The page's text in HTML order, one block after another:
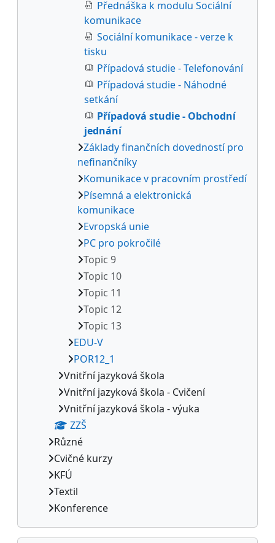
Přednáška k modulu Sociální
komunikace
Sociální komunikace - verze k
tisku
Případová studie - Telefonování
Případová studie - Náhodné
setkání
Případová studie - Obchodní
jednání
Základy finančních dovedností pro
nefinančníky
Komunikace v pracovním prostředí
Písemná a elektronická
komunikace
Evropská unie
PC pro pokročilé
Topic 9
Topic 10
Topic 11
Topic 12
Topic 13
EDU-V
POR12_1
Vnitřní jazyková škola
Vnitřní jazyková škola - Cvičení
Vnitřní jazyková škola - výuka
ZZŠ
Různé
Cvičné kurzy
KFÚ
Textil
Konference